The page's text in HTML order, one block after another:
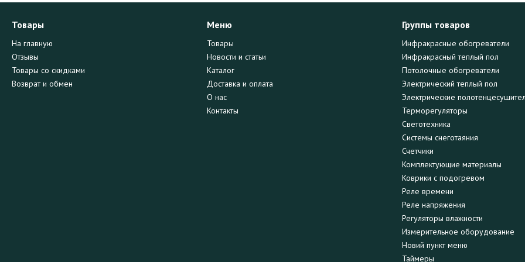
Товары
На главную
Отзывы
Товары со скидками
Возврат и обмен
Меню
Товары
Новости и статьи
Каталог
Доставка и оплата
О нас
Контакты
Группы товаров
Инфракрасные обогреватели
Инфракрасный теплый пол
Потолочные обогреватели
Электрический теплый пол
Электрические
Терморегуляторы
Светотехника
Системы снеготаяния
Счетчики
Комплектующие материалы
Коврики с подогревом
Реле времени
Реле напряжения
Регуляторы влажности
Измерительное оборудование
Новий пункт меню
Таймеры